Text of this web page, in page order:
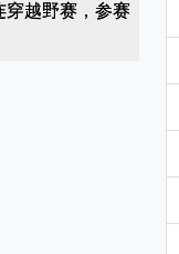
越野赛，参赛